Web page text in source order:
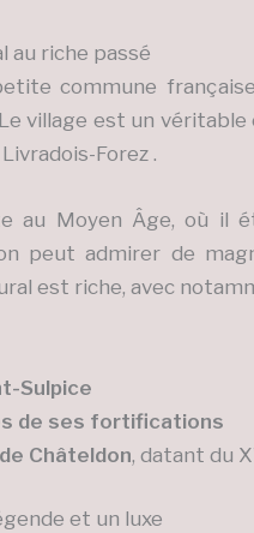
au riche passé
commune
village est un
Forez .
au Moyen Âge, où il
on peut admirer de
est riche, avec
Sulpice
de ses fortifications
Châteldon, datant du
et un luxe